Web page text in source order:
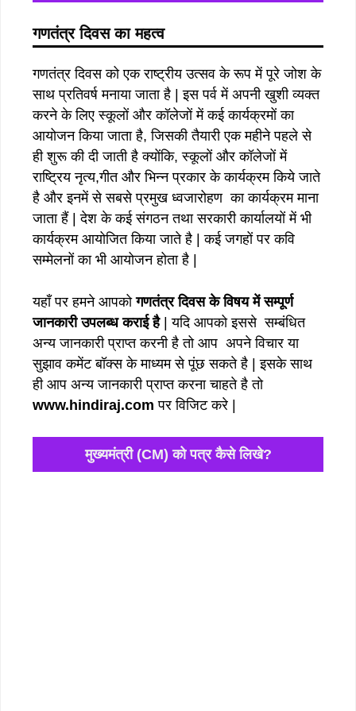
गणतंत्र दिवस का महत्व
गणतंत्र दिवस को एक राष्ट्रीय उत्सव के रूप में पूरे जोश के
साथ प्रतिवर्ष मनाया जाता है | इस पर्व में अपनी खुशी व्यक्त
करने के लिए स्कूलों और कॉलेजों में कई कार्यक्रमों का
आयोजन किया जाता है, जिसकी तैयारी एक महीने पहले से
ही शुरू की दी जाती है क्योंकि, स्कूलों और कॉलेजों में
राष्ट्रिय नृत्य,गीत और भिन्न प्रकार के कार्यक्रम किये जाते
है और इनमें से सबसे प्रमुख ध्वजारोहण का कार्यक्रम माना
जाता हैं | देश के कई संगठन तथा सरकारी कार्यालयों में भी
कार्यक्रम आयोजित किया जाते है | कई जगहों पर कवि
सम्मेलनों का भी आयोजन होता है |
यहाँ पर हमने आपकोगणतंत्र दिवस के विषय में सम्पूर्ण
जानकारी उपलब्ध कराई है| यदि आपको इससे सम्बंधित
अन्य जानकारी प्राप्त करनी है तो आप अपने विचार या
सुझाव कमेंट बॉक्स के माध्यम से पूंछ सकते है | इसके साथ
ही आप अन्य जानकारी प्राप्त करना चाहते है तो
www.hindiraj.com पर विजिट करे |
मुख्यमंत्री (CM) को पत्र कैसे लिखे?